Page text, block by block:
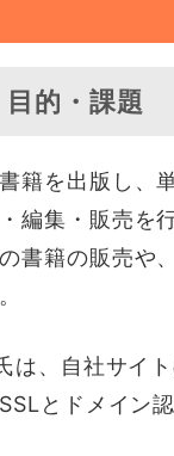
的・課題
籍を出版し、
編集・販売を
書籍の販売や
は、自社サイ
とドメイン